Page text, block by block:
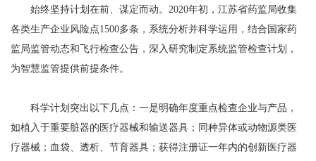
始终坚持计划在前、谋定而动。2020年初，江苏省药监局收集
各类生产企业风险点1500多条，系统分析并科学运用，结合国家药
监局监管动态和飞行检查公告，深入研究制定系统监管检查计划，
为智慧监管提供前提条件。
科学计划突出以下几点：一是明确年度重点检查企业与产品，
如植入于重要脏器的医疗器械和输送器具；同种异体或动物源类医
疗器械；血袋、透析、节育器具；获得注册证一年内的创新医疗器